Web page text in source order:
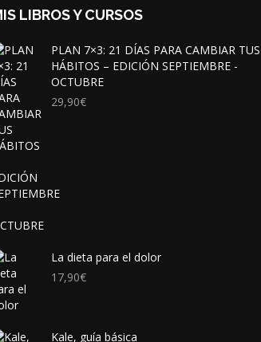
LIBROS Y CURSOS
PLAN 7×3: 21 DÍAS PARA CAMBIAR TUS
HÁBITOS – EDICIÓN SEPTIEMBRE -
OCTUBRE
29,90€
La dieta para el dolor
17,90€
Kale, guía básica